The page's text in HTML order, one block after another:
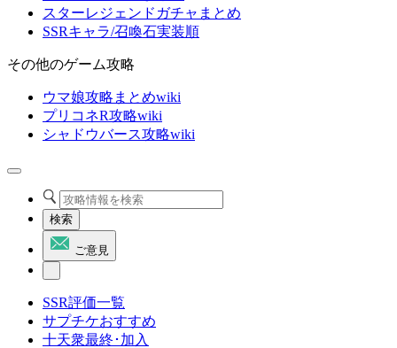
スターレジェンドガチャまとめ
SSRキャラ/召喚石実装順
その他のゲーム攻略
ウマ娘攻略まとめwiki
プリコネR攻略wiki
シャドウバース攻略wiki
検索
ご意見
SSR評価一覧
サプチケおすすめ
十天衆最終･加入